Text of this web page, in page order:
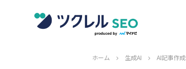
ホーム 生成AI AI記事作